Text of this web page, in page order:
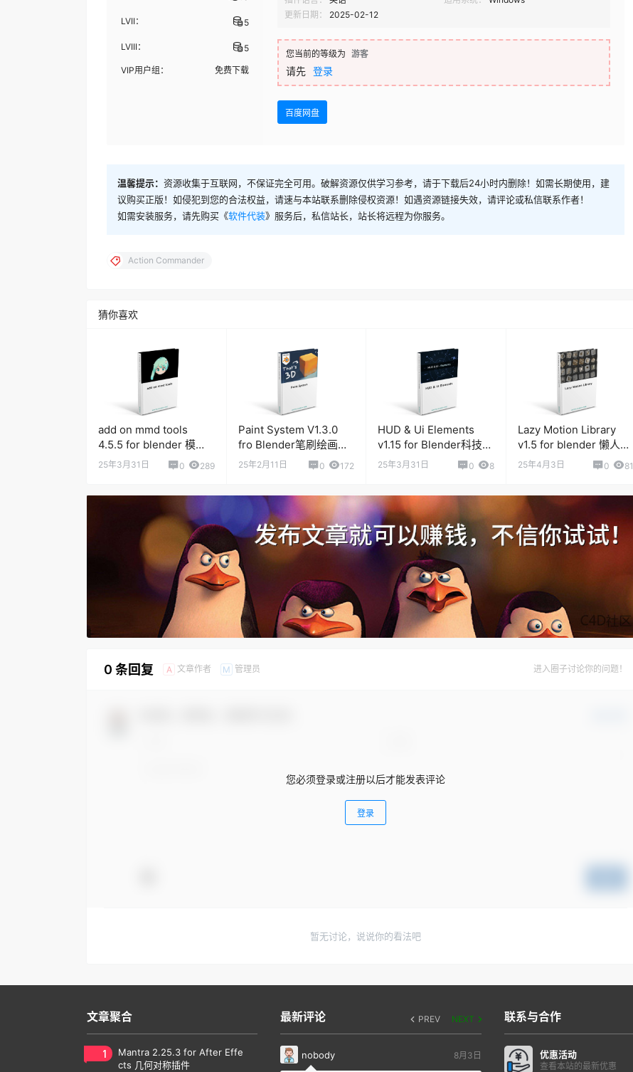
LVII： 5
LVIII： 5
VIP用户组： 免费下载
更新日期：
2025-02-12
您当前的等级为 游客
请先 登录
百度网盘
温馨提示： 资源收集于互联网，不保证完全可用。破解资源仅供学习参考，请于下载后24小时内删除！如需长期使用，建
议购买正版！如侵犯到您的合法权益，请速与本站联系删除侵权资源！如遇资源链接失效，请评论或私信联系作者！
如需安装服务，请先购买《软件代装》服务后，私信站长，站长将远程为你服务。
Action Commander
猜你喜欢
add on mmd tools
4.5.5 for blender 模型
编辑工具
25年3月31日 0 289
Paint System V1.3.0
fro Blender笔刷绘画插
件
25年2月11日 0 172
HUD & Ui Elements
v1.15 for Blender科技感
元素动画生成插件
25年3月31日 0 8
Lazy Motion Library
v1.5 for blender 懒人运
动图形预设库
25年4月3日 0 81
0 条回复 A 文章作者 M 管理员 进入圈子讨论你的问题！
您必须登录或注册以后才能发表评论
登录
暂无讨论，说说你的看法吧
文章聚合
1
Mantra 2.25.3 for After Effe
cts 几何对称插件
最新评论 PREV NEXT
nobody 8月3日
联系与合作
优惠活动
查看本站的最新优惠